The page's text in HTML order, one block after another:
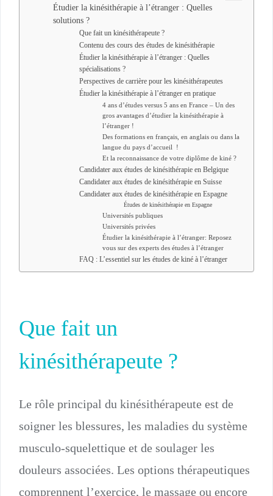
Étudier la kinésithérapie à l’étranger : Quelles
solutions ?
Que fait un kinésithérapeute ?
Contenu des cours des études de kinésithérapie
Étudier la kinésithérapie à l’étranger : Quelles
spécialisations ?
Perspectives de carrière pour les kinésithérapeutes
Étudier la kinésithérapie à l’étranger en pratique
4 ans d’études versus 5 ans en France – Un des
gros avantages d’étudier la kinésithérapie à
l’étranger !
Des formations en français, en anglais ou dans la
langue du pays d’accueil !
Et la reconnaissance de votre diplôme de kiné ?
Candidater aux études de kinésithérapie en Belgique
Candidater aux études de kinésithérapie en Suisse
Candidater aux études de kinésithérapie en Espagne
Études de kinésithérapie en Espagne
Universités publiques
Universités privées
Étudier la kinésithérapie à l’étranger: Reposez
vous sur des experts des études à l’étranger
FAQ : L’essentiel sur les études de kiné à l’étranger
Que fait un
kinésithérapeute ?
Le rôle principal du kinésithérapeute est de
soigner les blessures, les maladies du système
musculo-squelettique et de soulager les
douleurs associées. Les options thérapeutiques
comprennent l’exercice, le massage ou encore